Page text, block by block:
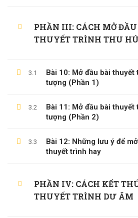
PHẦN III: CÁCH MỞ
THUYẾT TRÌNH THU
3.1
Bài 10: Mở đầu bài thuyết
tượng (Phần 1)
3.2
Bài 11: Mở đầu bài thuyết
tượng (Phần 2)
3.3
Bài 12: Những lưu ý để
thuyết trình hay
PHẦN IV: CÁCH KẾT
THUYẾT TRÌNH DƯ ÂM